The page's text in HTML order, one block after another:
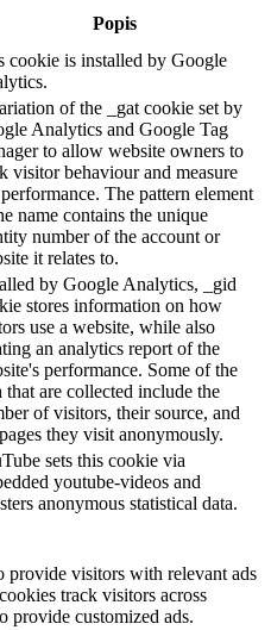
Popis
cookie is installed by Google
of the _gat cookie set by
Analytics and Google Tag
to allow website owners to
visitor behaviour and measure
The pattern element
name contains the unique
number of the account or
it relates to.
by Google Analytics, _gid
stores information on how
use a website, while also
an analytics report of the
performance. Some of the
that are collected include the
of visitors, their source, and
they visit anonymously.
sets this cookie via
youtube-videos and
anonymous statistical data.
provide visitors with relevant ads
track visitors across
provide customized ads.